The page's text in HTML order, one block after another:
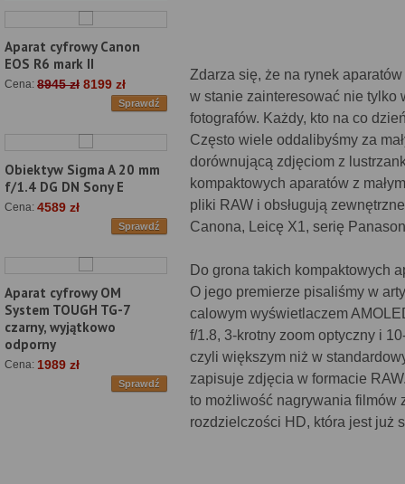
Aparat cyfrowy Canon
EOS R6 mark II
Cena: 8945 zł 8199 zł
Sprawdź
Obiektyw Sigma A 20 mm
f/1.4 DG DN Sony E
Cena: 4589 zł
Sprawdź
Aparat cyfrowy OM
System TOUGH TG-7
czarny, wyjątkowo
odporny
Cena: 1989 zł
Sprawdź
Zdarza się, że na rynek
w stanie zainteresować nie tylko
fotografów. Każdy, kto na co
Często wiele oddalibyśmy za
dorównującą zdjęciom z
kompaktowych aparatów z
pliki RAW i obsługują
Canona, Leicę X1, serię
Do grona takich kompaktowych
O jego premierze pisaliśmy w
calowym wyświetlaczem
f/1.8, 3-krotny zoom optyczny i
czyli większym niż w
zapisuje zdjęcia w formacie
to możliwość nagrywania filmów
rozdzielczości HD, która jest już